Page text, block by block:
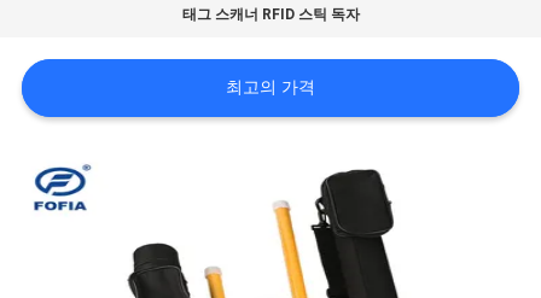
여
공
여
태그 스캐너 RFID 스틱 독자
최고의 가격